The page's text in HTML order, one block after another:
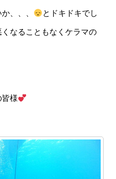
、、、 とドキドキでし
なることもなくケラマの
様